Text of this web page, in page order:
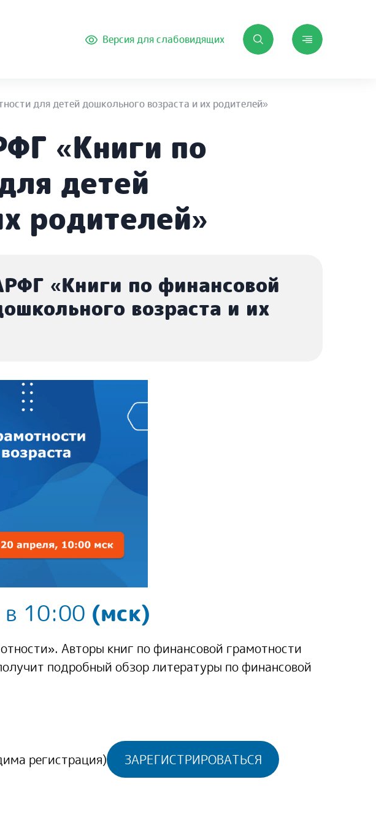
Версия для слабовидящих
для детей дошкольного возраста и их родителей»
«Книги по
детей
родителей»
«Книги по финансовой
возраста и их
в 10:00 (мск)
Авторы книг по финансовой грамотности
подробный обзор литературы по финансовой
регистрация) ЗАРЕГИСТРИРОВАТЬСЯ